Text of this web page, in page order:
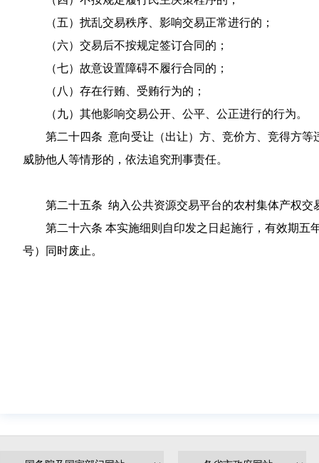
（五）扰乱交易秩序、影响交易正常进行的；
（六）交易后不按规定签订合同的；
（七）故意设置障碍不履行合同的；
（八）存在行贿、受贿行为的；
（九）其他影响交易公开、公平、公正进行的行为。
第二十四条 意向受让（出让）方、竞价方、竞得方
威胁他人等情形的，依法追究刑事责任。
第二十五条 纳入公共资源交易平台的农村集体产权
第二十六条 本实施细则自印发之日起施行，有效期五
号）同时废止。